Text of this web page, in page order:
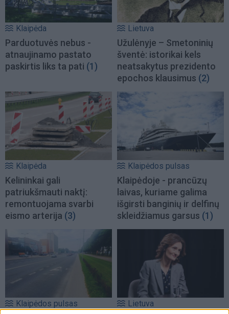
Klaipėda
Parduotuvės nebus -
atnaujinamo pastato
paskirtis liks ta pati (1)
Lietuva
Užulėnyje – Smetoninių
šventė: istorikai kels
neatsakytus prezidento
epochos klausimus (2)
Klaipėda
Kelininkai gali
patriukšmauti naktį:
remontuojama svarbi
eismo arterija (3)
Klaipėdos pulsas
Klaipėdoje - prancūzų
laivas, kuriame galima
išgirsti banginių ir delfinų
skleidžiamus garsus (1)
Klaipėdos pulsas Lietuva